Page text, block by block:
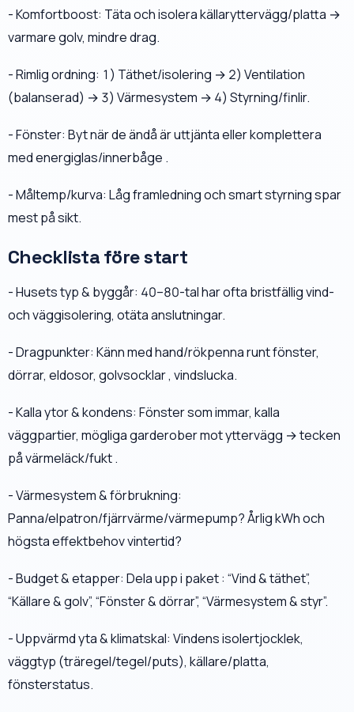
- Komfortboost: Täta och isolera källaryttervägg/platta →
varmare golv, mindre drag.
- Rimlig ordning: 1) Täthet/isolering → 2) Ventilation
(balanserad) → 3) Värmesystem → 4) Styrning/finlir.
- Fönster: Byt när de ändå är uttjänta eller komplettera
med energiglas/innerbåge .
- Måltemp/kurva: Låg framledning och smart styrning spar
mest på sikt.
Checklista före start
- Husets typ & byggår: 40–80-tal har ofta bristfällig vind-
och väggisolering, otäta anslutningar.
- Dragpunkter: Känn med hand/rökpenna runt fönster,
dörrar, eldosor, golvsocklar , vindslucka.
- Kalla ytor & kondens: Fönster som immar, kalla
väggpartier, mögliga garderober mot yttervägg → tecken
på värmeläck/fukt .
- Värmesystem & förbrukning:
Panna/elpatron/fjärrvärme/värmepump? Årlig kWh och
högsta effektbehov vintertid?
- Budget & etapper: Dela upp i paket : “Vind & täthet”,
“Källare & golv”, “Fönster & dörrar”, “Värmesystem & styr”.
- Uppvärmd yta & klimatskal: Vindens isolertjocklek,
väggtyp (träregel/tegel/puts), källare/platta,
fönsterstatus.